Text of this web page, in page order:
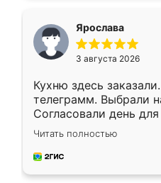
Ярослава
3 августа 2026
Кухню здесь
телеграмм. Выбрали
Согласовали день
недели кухня была
довольны работой.
мебель за
Читать полностью